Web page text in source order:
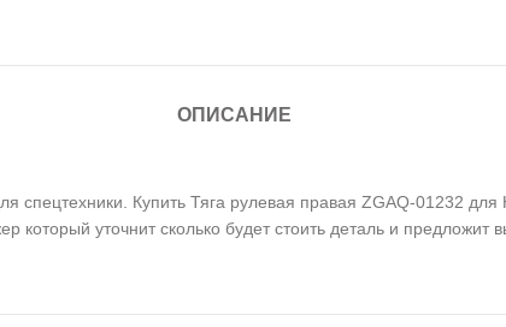
ОПИСАНИЕ
спецтехники. Купить Тяга рулевая правая ZGAQ-01232
который уточнит сколько будет стоить деталь и